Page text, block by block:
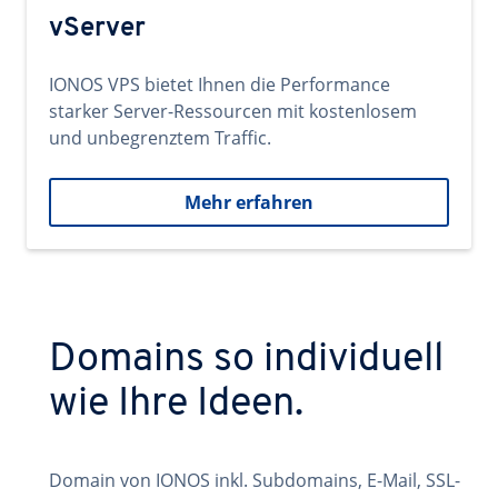
vServer
IONOS VPS bietet Ihnen die Performance
starker Server-Ressourcen mit kostenlosem
und unbegrenztem Traffic.
Mehr erfahren
Domains so individuell
wie Ihre Ideen.
Domain von IONOS inkl. Subdomains, E-Mail, SSL-